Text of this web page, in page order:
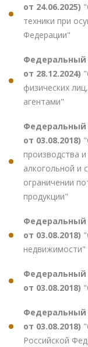
от 24.06.2025)
техники при
Федерации"
Федеральный
от 28.12.2024)
физических
агентами"
Федеральный
от 03.08.2018)
производства
алкогольной и
ограничении
продукции"
Федеральный
от 03.08.2018)
недвижимости"
Федеральный
от 03.08.2018)
Федеральный
от 03.08.2018)
Российской